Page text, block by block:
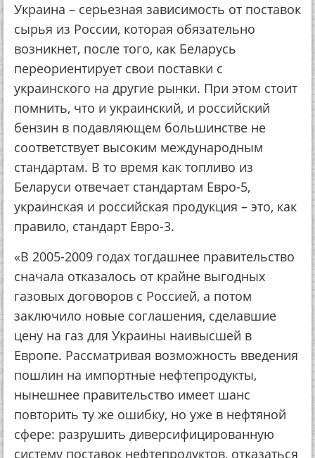
Украина – серьезная зависимость от поставок
сырья из России, которая обязательно
возникнет, после того, как Беларусь
переориентирует свои поставки с
украинского на другие рынки. При этом стоит
помнить, что и украинский, и российский
бензин в подавляющем большинстве не
соответствует высоким международным
стандартам. В то время как топливо из
Беларуси отвечает стандартам Евро-5,
украинская и российская продукция – это, как
правило, стандарт Евро-3.
«В 2005-2009 годах тогдашнее правительство
сначала отказалось от крайне выгодных
газовых договоров с Россией, а потом
заключило новые соглашения, сделавшие
цену на газ для Украины наивысшей в
Европе. Рассматривая возможность введения
пошлин на импортные нефтепродукты,
нынешнее правительство имеет шанс
повторить ту же ошибку, но уже в нефтяной
сфере: разрушить диверсифицированную
систему поставок нефтепродуктов, отказаться